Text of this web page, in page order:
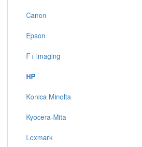
Canon
Epson
F+ imaging
HP
Konica Minolta
Kyocera-Mita
Lexmark